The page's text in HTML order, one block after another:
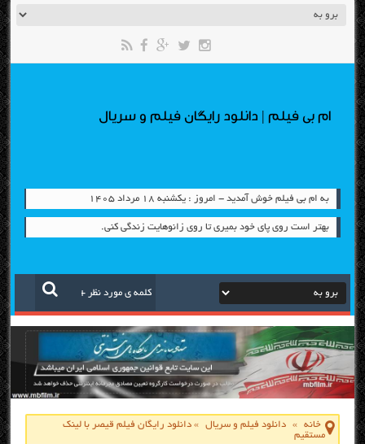
ام بی فیلم | دانلود رایگان فیلم و سریال
به ام بی فیلم خوش آمدید - امروز : یکشنبه ۱۸ مرداد ۱۴۰۵
بهتر است روی پای خود بمیری تا روی زانو‌هایت زندگی کنی.
خانه » دانلود فیلم و سریال »دانلود رایگان فیلم قیصر با لینک
مستقیم